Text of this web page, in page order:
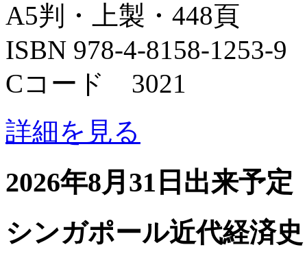
A5判・上製・448頁
ISBN 978-4-8158-1253-9
Cコード 3021
詳細を見る
2026年8月31日出来予定
シンガポール近代経済史